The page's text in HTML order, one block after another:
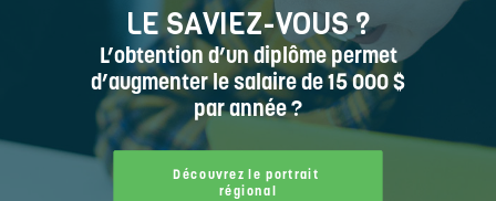
LE SAVIEZ-VOUS ?
L’obtention d’un diplôme permet
d’augmenter le salaire de 15 000 $
par année ?
Découvrez le portrait
régional